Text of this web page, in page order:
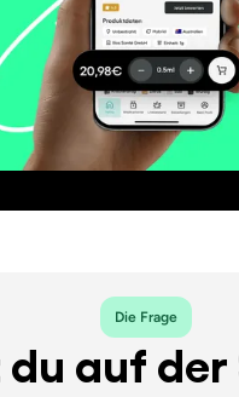
Die Frage
du auf der